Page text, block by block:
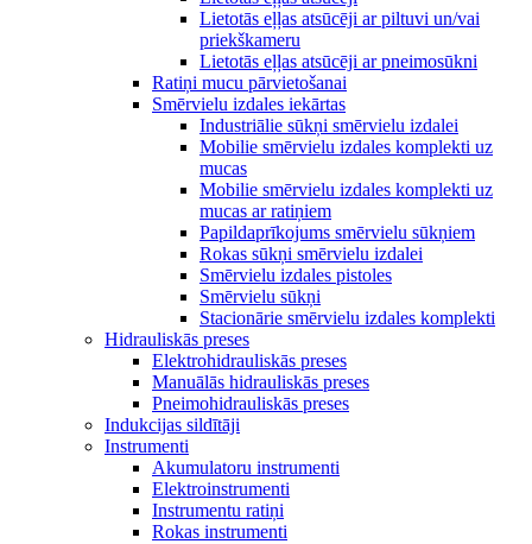
Lietotās eļļas atsūcēji ar piltuvi un/vai
priekškameru
Lietotās eļļas atsūcēji ar pneimosūkni
Ratiņi mucu pārvietošanai
Smērvielu izdales iekārtas
Industriālie sūkņi smērvielu izdalei
Mobilie smērvielu izdales komplekti uz
mucas
Mobilie smērvielu izdales komplekti uz
mucas ar ratiņiem
Papildaprīkojums smērvielu sūkņiem
Rokas sūkņi smērvielu izdalei
Smērvielu izdales pistoles
Smērvielu sūkņi
Stacionārie smērvielu izdales komplekti
Hidrauliskās preses
Elektrohidrauliskās preses
Manuālās hidrauliskās preses
Pneimohidrauliskās preses
Indukcijas sildītāji
Instrumenti
Akumulatoru instrumenti
Elektroinstrumenti
Instrumentu ratiņi
Rokas instrumenti